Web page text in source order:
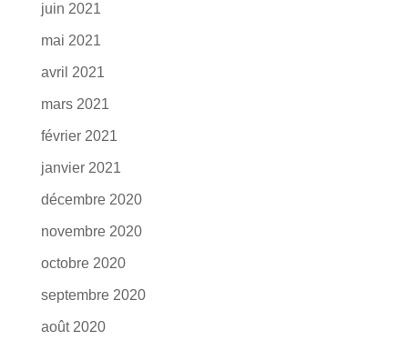
juin 2021
mai 2021
avril 2021
mars 2021
février 2021
janvier 2021
décembre 2020
novembre 2020
octobre 2020
septembre 2020
août 2020